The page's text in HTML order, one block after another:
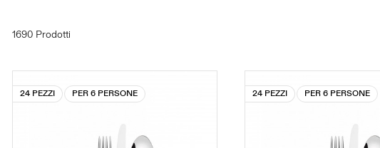
1690 Prodotti
24 PEZZI PER 6 PERSONE 24 PEZZI PER 6 PERSONE